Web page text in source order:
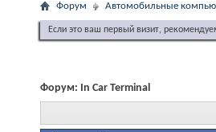
Форум Автомобильные
Если это ваш первый визит,
Форум: In Car Terminal